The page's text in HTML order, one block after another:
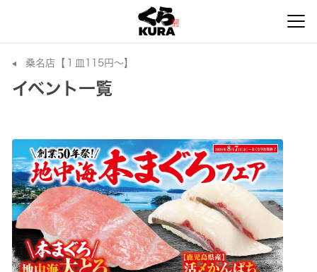
桑名店【１皿115円～】
イベント一覧